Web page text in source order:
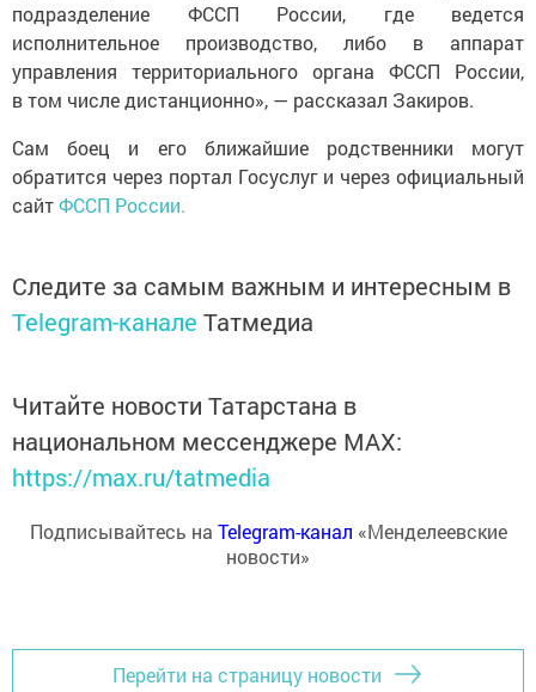
подразделение ФССП России, где ведется
исполнительное производство, либо в аппарат
управления территориального органа ФССП России,
в том числе дистанционно», — рассказал Закиров.
Сам боец и его ближайшие родственники могут
обратится через портал Госуслуг и через официальный
сайтФССП России.
Следите за самым важным и интересным в
Telegram-канале Татмедиа
Читайте новости Татарстана в
национальном мессенджере MАХ:
https://max.ru/tatmedia
Подписывайтесь на Telegram-канал «Менделеевские
новости»
Перейти на страницу новости